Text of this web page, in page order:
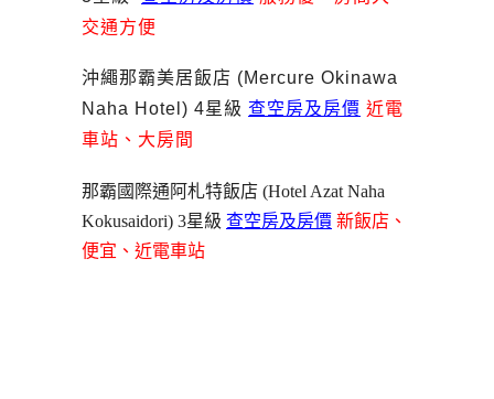
交通方便
沖繩那霸美居飯店 (Mercure Okinawa
Naha Hotel) 4星級 查空房及房價 近電
車站、大房間
那霸國際通阿札特飯店 (Hotel Azat Naha
Kokusaidori) 3星級 查空房及房價 新飯店、
便宜、近電車站